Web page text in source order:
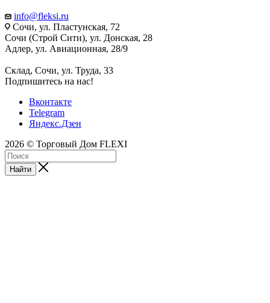
info@fleksi.ru
Сочи, ул. Пластунская, 72
Сочи (Строй Сити), ул. Донская, 28
Адлер, ул. Авиационная, 28/9
Склад, Сочи, ул. Труда, 33
Подпишитесь на нас!
Вконтакте
Telegram
Яндекс.Дзен
2026 © Торговый Дом FLEXI
Найти